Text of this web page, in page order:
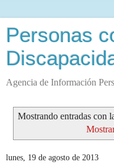
Personas
Agencia de Información
Mostrando entradas con
lunes, 19 de agosto de 2013